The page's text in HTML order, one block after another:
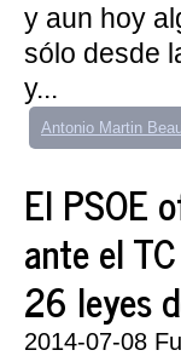
y aun hoy
sólo desde
y...
Antonio Martin
El PSOE
ante el
26 leyes
2014-07-08